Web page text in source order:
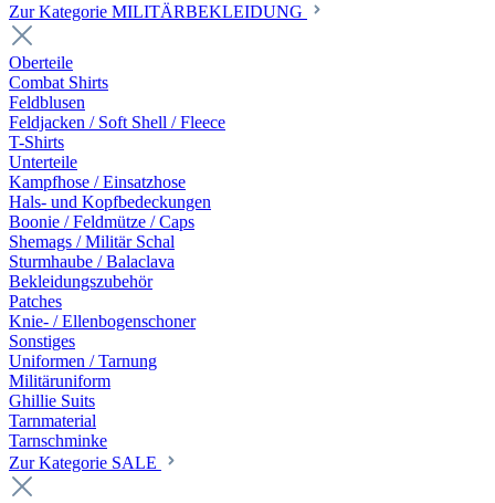
Zur Kategorie MILITÄRBEKLEIDUNG
Oberteile
Combat Shirts
Feldblusen
Feldjacken / Soft Shell / Fleece
T-Shirts
Unterteile
Kampfhose / Einsatzhose
Hals- und Kopfbedeckungen
Boonie / Feldmütze / Caps
Shemags / Militär Schal
Sturmhaube / Balaclava
Bekleidungszubehör
Patches
Knie- / Ellenbogenschoner
Sonstiges
Uniformen / Tarnung
Militäruniform
Ghillie Suits
Tarnmaterial
Tarnschminke
Zur Kategorie SALE